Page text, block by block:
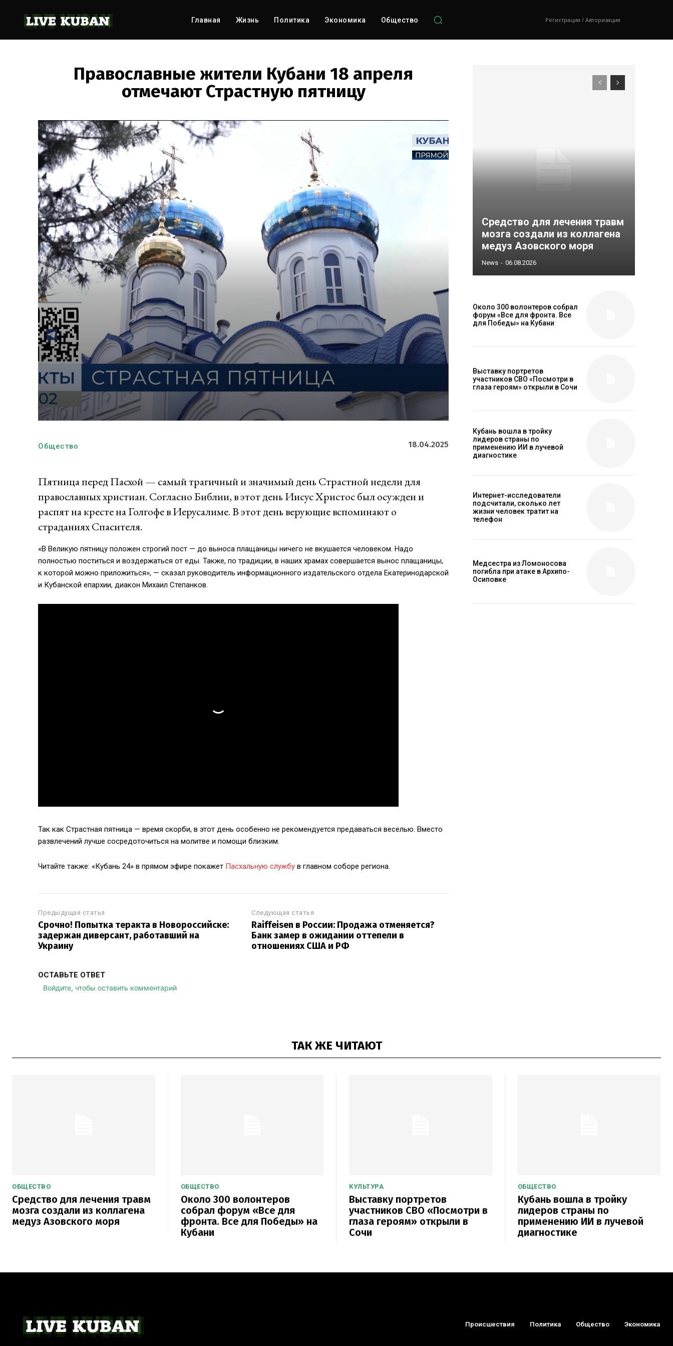
Главная Жизнь Политика Экономика Общество Регистрация / Авторизация
Православные жители Кубани 18 апреля
отмечают Страстную пятницу
Общество 18.04.2025
Пятница перед Пасхой — самый трагичный и значимый день Страстной недели для
православных христиан. Согласно Библии, в этот день Иисус Христос был осужден и
распят на кресте на Голгофе в Иерусалиме. В этот день верующие вспоминают о
страданиях Спасителя.
«В Великую пятницу положен строгий пост — до выноса плащаницы ничего не вкушается человеком. Надо
полностью поститься и воздержаться от еды. Также, по традиции, в наших храмах совершается вынос плащаницы,
к которой можно приложиться», — сказал руководитель информационного издательского отдела Екатеринодарской
и Кубанской епархии, диакон Михаил Степанков.
Так как Страстная пятница — время скорби, в этот день особенно не рекомендуется предаваться веселью. Вместо
развлечений лучше сосредоточиться на молитве и помощи близким.
Читайте также: «Кубань 24» в прямом эфире покажет Пасхальную службу в главном соборе региона.
Предыдущая статья
Срочно! Попытка теракта в Новороссийске:
задержан диверсант, работавший на
Украину
Следующая статья
Raiffeisen в России: Продажа отменяется?
Банк замер в ожидании оттепели в
отношениях США и РФ
ОСТАВЬТЕ ОТВЕТ
Войдите, чтобы оставить комментарий
Средство для лечения травм
мозга создали из коллагена
медуз Азовского моря
News - 06.08.2026
Около 300 волонтеров собрал
форум «Все для фронта. Все
для Победы» на Кубани
Выставку портретов
участников СВО «Посмотри в
глаза героям» открыли в Сочи
Кубань вошла в тройку
лидеров страны по
применению ИИ в лучевой
диагностике
Интернет-исследователи
подсчитали, сколько лет
жизни человек тратит на
телефон
Медсестра из Ломоносова
погибла при атаке в Архипо-
Осиповке
ТАК ЖЕ ЧИТАЮТ
ОБЩЕСТВО
Средство для лечения травм
мозга создали из коллагена
медуз Азовского моря
ОБЩЕСТВО
Около 300 волонтеров
собрал форум «Все для
фронта. Все для Победы» на
Кубани
КУЛЬТУРА
Выставку портретов
участников СВО «Посмотри в
глаза героям» открыли в
Сочи
ОБЩЕСТВО
Кубань вошла в тройку
лидеров страны по
применению ИИ в лучевой
диагностике
Происшествия Политика Общество Экономика